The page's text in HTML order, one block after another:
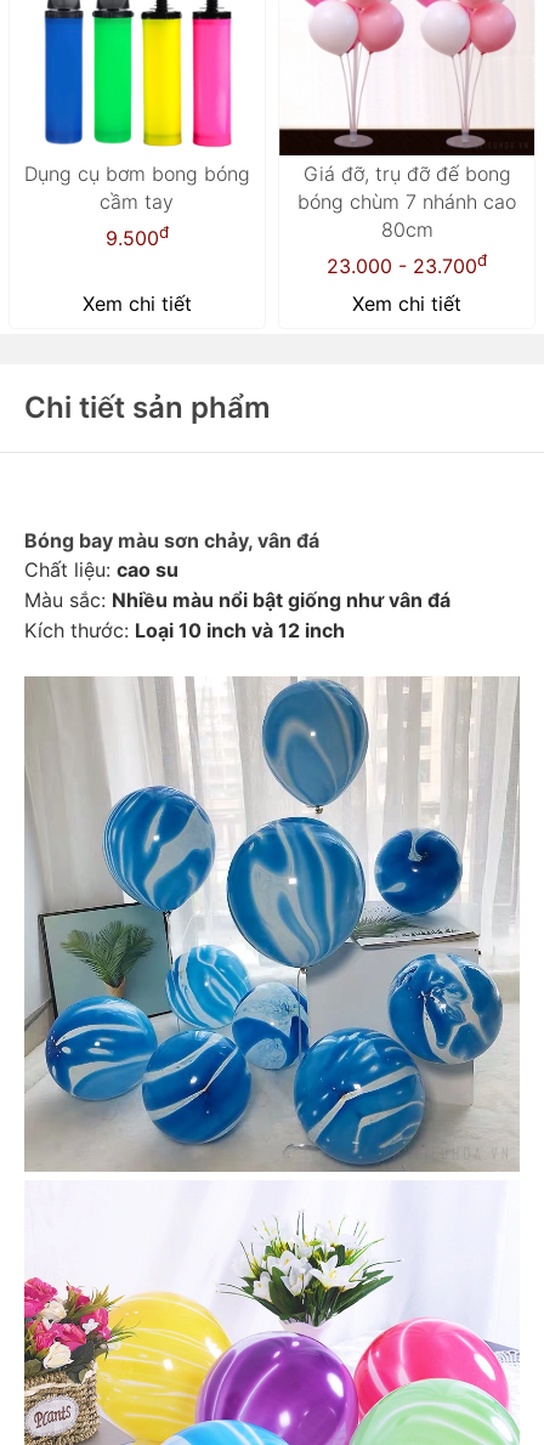
Dụng cụ bơm bong bóng
cầm tay
9.500đ
Xem chi tiết
Giá đỡ, trụ đỡ đế bong
bóng chùm 7 nhánh cao
80cm
23.000 - 23.700đ
Xem chi tiết
Chi tiết sản phẩm
Bóng bay màu sơn chảy, vân đá
Chất liệu: cao su
Màu sắc: Nhiều màu nổi bật giống như vân đá
Kích thước: Loại 10 inch và 12 inch